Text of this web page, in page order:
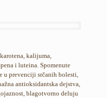
kalijuma,
i luteina. Spomenute
u prevenciji srčanih bolesti,
antioksidantska dejstva,
blagotvorno deluju